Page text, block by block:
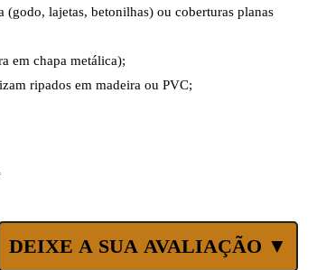
(godo, lajetas, betonilhas) ou coberturas planas
em chapa metálica);
ripados em madeira ou PVC;
DEIXE A SUA AVALIAÇÃO ▼